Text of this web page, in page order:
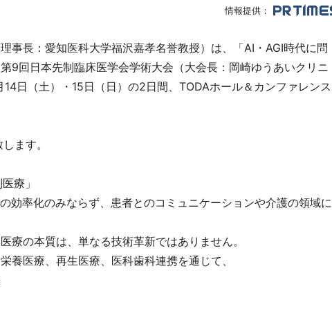
情報提供：
事長：愛知医科大学福沢嘉孝名誉教授）は、「AI・AGI時代に問
9回日本先制臨床医学会学術大会（大会長：岡崎ゆうあいクリニ
日（土）・15日（日）の2日間、TODAホール＆カンファレンス
ます。
療」
効率化のみならず、患者とのコミュニケーションや介護の領域に
療の本質は、単なる技術革新ではありません。
養医療、再生医療、医科歯科連携を通じて、